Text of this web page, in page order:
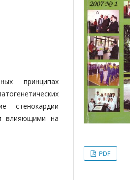
принципах
стенокардии
влияющими на
PDF